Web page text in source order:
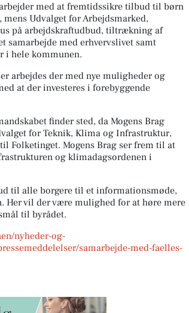
med at fremtidssikre tilbud til børn
Udvalget for Arbejdsmarked,
på arbejdskraftudbud, tiltrækning af
samarbejde med erhvervslivet samt
i hele kommunen.
arbejdes der med nye muligheder og
at der investeres i forebyggende
finder sted, da Mogens Brag
for Teknik, Klima og Infrastruktur,
Folketinget. Mogens Brag ser frem til at
og klimadagsordenen i
til alle borgere til et informationsmøde,
Her vil der være mulighed for at høre mere
til byrådet.
nyheder-og-
samarbejde-med-faelles-